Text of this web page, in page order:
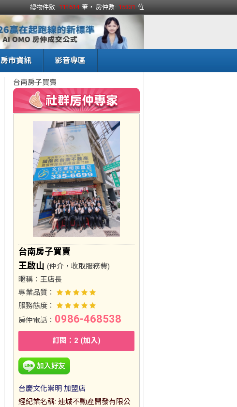
總物件數: 111614 筆， 房仲數: 15331 位
房市資訊 影音專區
台南房子買賣
台南房子買賣
王啟山 (仲介，收取服務費)
暱稱： 王店長
專業品質：
服務態度：
房仲電話： 0986-468538
訂閱：2 (加入)
台慶文化崇明 加盟店
經紀業名稱: 連城不動產開發有限公